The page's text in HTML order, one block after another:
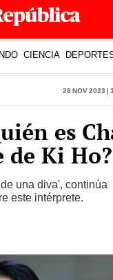
CIENCIA
28 Nov 2023 |
es
de Ki Ho?
una diva', continúa
este intérprete.